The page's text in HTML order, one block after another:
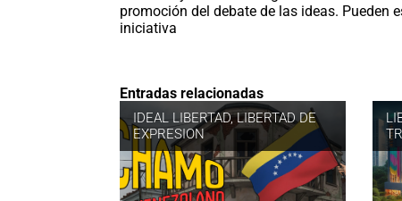
promoción del debate de las ideas. Pueden
iniciativa
Entradas relacionadas
IDEAL LIBERTAD,LIBERTAD DE
EXPRESION